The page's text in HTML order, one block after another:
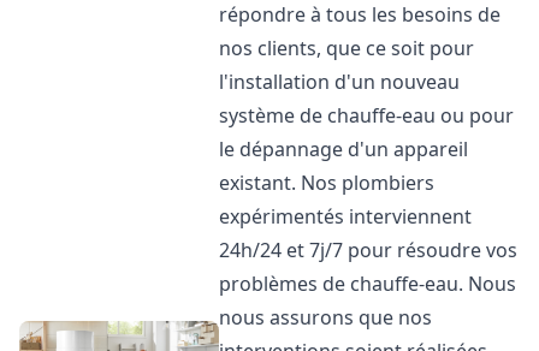
répondre à tous les besoins de
nos clients, que ce soit pour
l'installation d'un nouveau
système de chauffe-eau ou pour
le dépannage d'un appareil
existant. Nos plombiers
expérimentés interviennent
24h/24 et 7j/7 pour résoudre vos
problèmes de chauffe-eau. Nous
nous assurons que nos